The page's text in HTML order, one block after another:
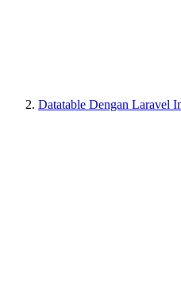
Datatable Dengan Laravel